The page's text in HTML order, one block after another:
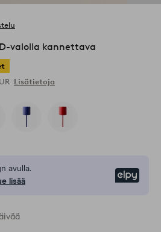
valolla kannettava
Lisätietoja
avulla.
lisää